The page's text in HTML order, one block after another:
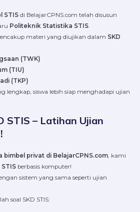
STIS di BelajarCPNS.com telah disusun
Politeknik Statistika STIS.
materi yang diujikan dalam SKD
(TWK)
(TIU)
(TKP)
lengkap, siswa lebih siap menghadapi ujian
STIS – Latihan Ujian
bimbel privat di BelajarCPNS.com, kami
berbasis komputer!
sistem yang sama seperti ujian
soal SKD STIS: